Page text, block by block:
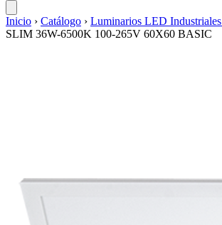
Inicio › Catálogo › Luminarios LED Industriales
SLIM 36W-6500K 100-265V 60X60 BASIC